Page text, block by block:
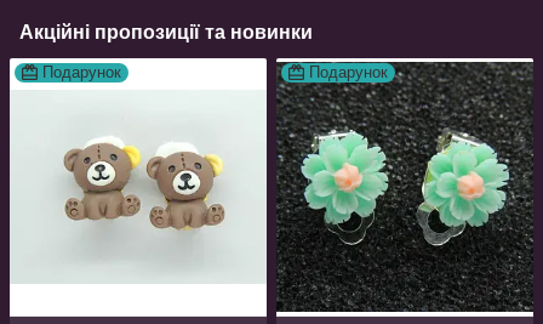
Акційні пропозиції та новинки
Подарунок Подарунок